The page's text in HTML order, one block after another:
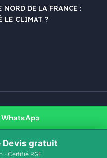
NORD DE LA FRANCE :
LE CLIMAT ?
2026
Devis gratuit
· Certifié RGE